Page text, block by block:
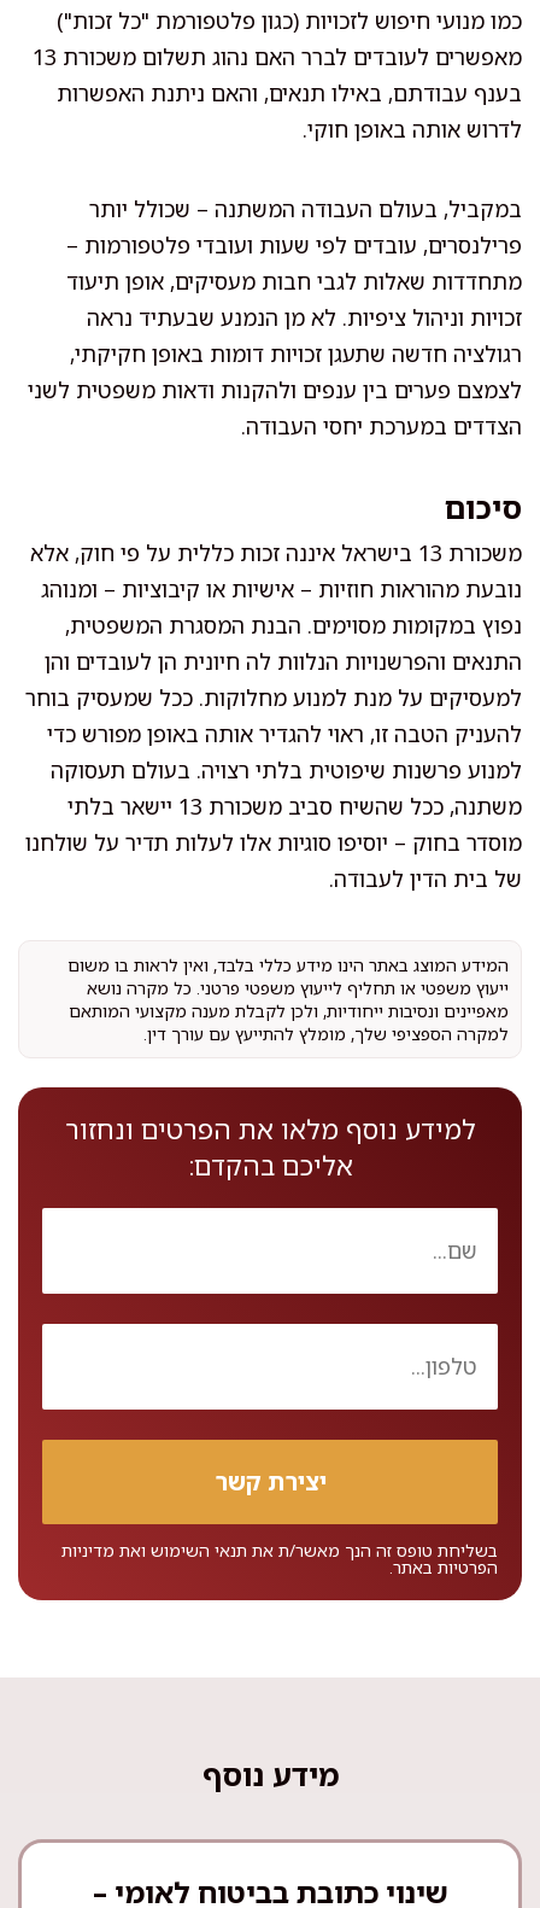
כמו מנועי חיפוש לזכויות (כגון פלטפורמת "כל זכות")
מאפשרים לעובדים לברר האם נהוג תשלום משכורת 13
בענף עבודתם, באילו תנאים, והאם ניתנת האפשרות
לדרוש אותה באופן חוקי.
במקביל, בעולם העבודה המשתנה – שכולל יותר
פרילנסרים, עובדים לפי שעות ועובדי פלטפורמות –
מתחדדות שאלות לגבי חבות מעסיקים, אופן תיעוד
זכויות וניהול ציפיות. לא מן הנמנע שבעתיד נראה
רגולציה חדשה שתעגן זכויות דומות באופן חקיקתי,
לצמצם פערים בין ענפים ולהקנות ודאות משפטית לשני
הצדדים במערכת יחסי העבודה.
סיכום
משכורת 13 בישראל איננה זכות כללית על פי חוק, אלא
נובעת מהוראות חוזיות – אישיות או קיבוציות – ומנוהג
נפוץ במקומות מסוימים. הבנת המסגרת המשפטית,
התנאים והפרשנויות הנלוות לה חיונית הן לעובדים והן
למעסיקים על מנת למנוע מחלוקות. ככל שמעסיק בוחר
להעניק הטבה זו, ראוי להגדיר אותה באופן מפורש כדי
למנוע פרשנות שיפוטית בלתי רצויה. בעולם תעסוקה
משתנה, ככל שהשיח סביב משכורת 13 יישאר בלתי
מוסדר בחוק – יוסיפו סוגיות אלו לעלות תדיר על שולחנו
של בית הדין לעבודה.
המידע המוצג באתר הינו מידע כללי בלבד, ואין לראות בו משום
ייעוץ משפטי או תחליף לייעוץ משפטי פרטני. כל מקרה נושא
מאפיינים ונסיבות ייחודיות, ולכן לקבלת מענה מקצועי המותאם
למקרה הספציפי שלך, מומלץ להתייעץ עם עורך דין.
למידע נוסף מלאו את הפרטים ונחזור
אליכם בהקדם:
בשליחת טופס זה הנך מאשר/ת את תנאי השימוש ואת מדיניות
הפרטיות באתר.
מידע נוסף
שינוי כתובת בביטוח לאומי –